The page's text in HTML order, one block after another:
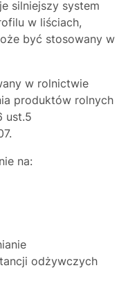
silniejszy system
w liściach,
być stosowany w
w rolnictwie
produktów rolnych
ust.5
na:
odżywczych